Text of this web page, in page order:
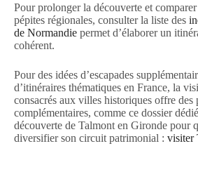
Pour prolonger la découverte et comparer
pépites régionales, consulter la liste des
de Normandie permet d’élaborer un
cohérent.
Pour des idées d’escapades
d’itinéraires thématiques en France, la
consacrés aux villes historiques offre des
complémentaires, comme ce dossier
découverte de Talmont en Gironde pour
diversifier son circuit patrimonial : visiter